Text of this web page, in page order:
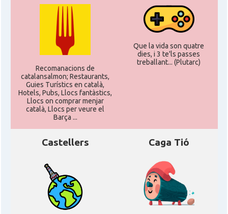
Recomanacions de
catalansalmon; Restaurants,
Guies Turístics en català,
Hotels, Pubs, Llocs fantàstics,
Llocs on comprar menjar
català, Llocs per veure el
Barça ...
Que la vida son quatre
dies, i 3 te'ls passes
treballant... (Plutarc)
Castellers Caga Tió